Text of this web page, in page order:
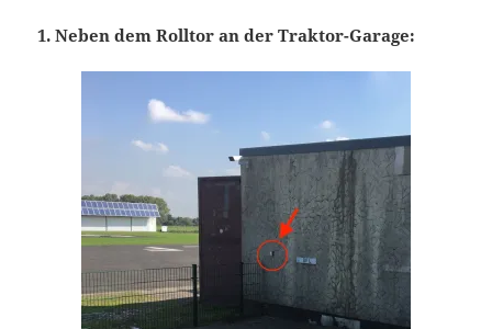
1. Neben dem Rolltor an der Traktor-Garage: